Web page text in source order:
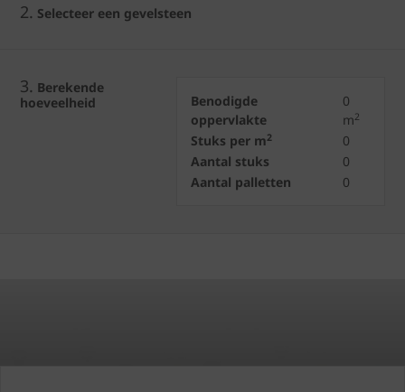
2. Selecteer een gevelsteen
3. Berekende
hoeveelheid
Benodigde
oppervlakte
0
m2
Stuks per m2
0
Aantal stuks
0
Aantal palletten
0